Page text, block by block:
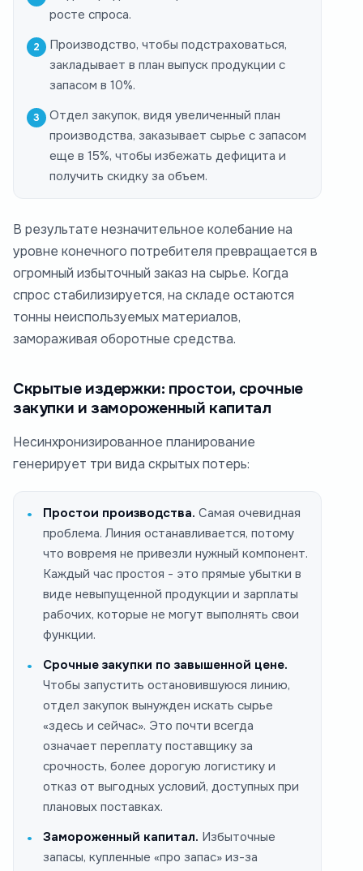
росте спроса.
Производство, чтобы подстраховаться,
закладывает в план выпуск продукции с
запасом в 10%.
Отдел закупок, видя увеличенный план
производства, заказывает сырье с запасом
еще в 15%, чтобы избежать дефицита и
получить скидку за объем.
В результате незначительное колебание на
уровне конечного потребителя превращается в
огромный избыточный заказ на сырье. Когда
спрос стабилизируется, на складе остаются
тонны неиспользуемых материалов,
замораживая оборотные средства.
Скрытые издержки: простои, срочные
закупки и замороженный капитал
Несинхронизированное планирование
генерирует три вида скрытых потерь:
Простои производства. Самая очевидная
проблема. Линия останавливается, потому
что вовремя не привезли нужный компонент.
Каждый час простоя - это прямые убытки в
виде невыпущенной продукции и зарплаты
рабочих, которые не могут выполнять свои
функции.
Срочные закупки по завышенной цене.
Чтобы запустить остановившуюся линию,
отдел закупок вынужден искать сырье
«здесь и сейчас». Это почти всегда
означает переплату поставщику за
срочность, более дорогую логистику и
отказ от выгодных условий, доступных при
плановых поставках.
Замороженный капитал. Избыточные
запасы, купленные «про запас» из-за